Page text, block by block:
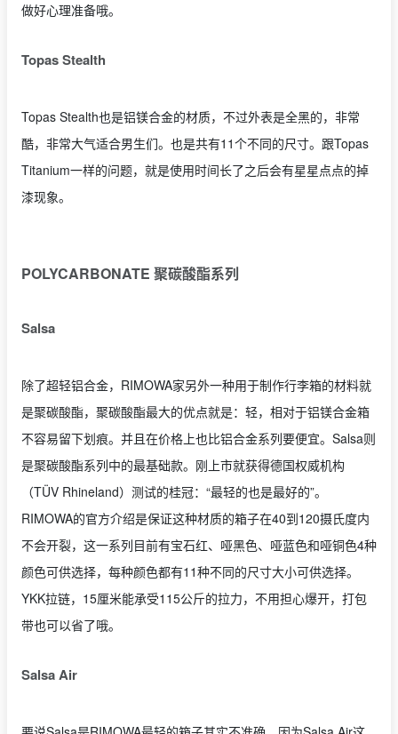
做好心理准备哦。
Topas Stealth
Topas Stealth也是铝镁合金的材质，不过外表是全黑的，非常
酷，非常大气适合男生们。也是共有11个不同的尺寸。跟Topas
Titanium一样的问题，就是使用时间长了之后会有星星点点的掉
漆现象。
POLYCARBONATE 聚碳酸酯系列
Salsa
除了超轻铝合金，RIMOWA家另外一种用于制作行李箱的材料就
是聚碳酸酯，聚碳酸酯最大的优点就是：轻，相对于铝镁合金箱
不容易留下划痕。并且在价格上也比铝合金系列要便宜。Salsa则
是聚碳酸酯系列中的最基础款。刚上市就获得德国权威机构
（TÜV Rhineland）测试的桂冠：“最轻的也是最好的”。
RIMOWA的官方介绍是保证这种材质的箱子在40到120摄氏度内
不会开裂，这一系列目前有宝石红、哑黑色、哑蓝色和哑铜色4种
颜色可供选择，每种颜色都有11种不同的尺寸大小可供选择。
YKK拉链，15厘米能承受115公斤的拉力，不用担心爆开，打包
带也可以省了哦。
Salsa Air